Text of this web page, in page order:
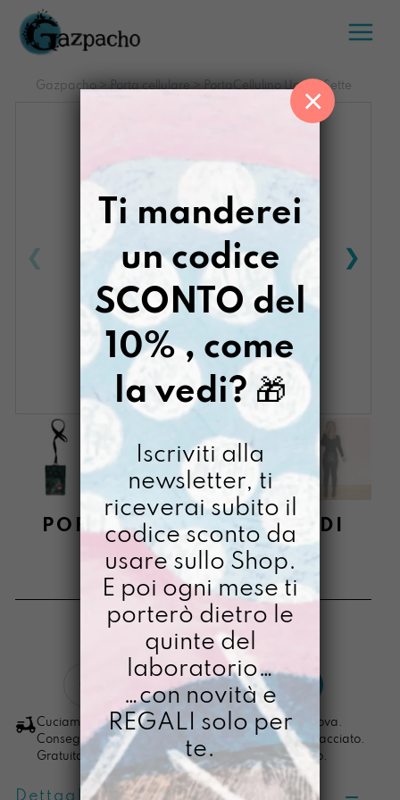
Salta
contenuto
Gazpacho> Porta cellulare > PortaCellulino Uno di Sette
PORTACELLULINO UNO DI
SETTE
€44,00
[ Porta cellulare ]
PortaCellulino
di
Sette
quantità
LO VOGLIO
Cuciamo ogni ordine nel nostro laboratorio di Padova.
Consegna in 4/5 giorni lavorativi, pacco sempre tracciato.
Gratuita per ordini di importo superiore ai 100 euro.
Dettagli prodotto
Ti manderei
un codice
SCONTO del
10% , come
la vedi? 🎁
Iscriviti alla
newsletter, ti
riceverai subito il
codice sconto da
usare sullo Shop.
E poi ogni mese ti
porterò dietro le
quinte del
laboratorio…
…con novità e
REGALI solo per
te.
×